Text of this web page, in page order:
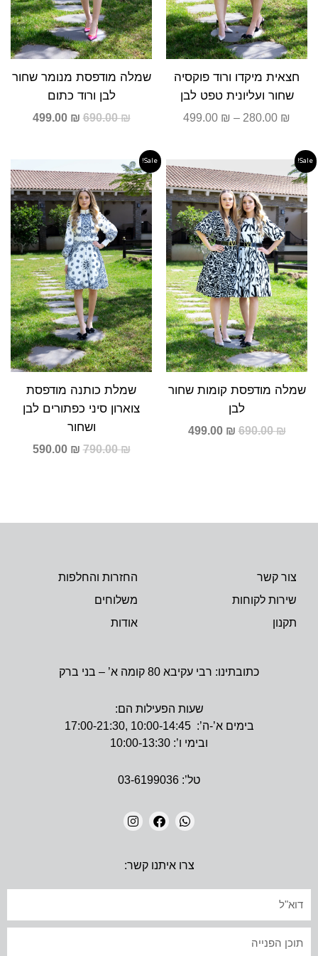
חצאית מיקדו ורוד פוקסיה
שחור ועליונית טפט לבן
280.00 ₪
–
499.00 ₪
שמלה מודפסת מנומר שחור
לבן ורוד כתום
690.00₪
499.00 ₪
Sale!
שמלה מודפסת קומות שחור
לבן
690.00₪
המחיר
המקורי
היה:
690.00 ₪.
499.00 ₪
המחיר
הנוכחי
הוא:
499.00 ₪.
Sale!
שמלת כותנה מודפסת
צוארון סיני כפתורים לבן
ושחור
790.00₪
המקורי
היה:
790.00 ₪.
590.00 ₪
הנוכחי
הוא:
₪.
צור קשר
שירות לקוחות
תקנון
החזרות והחלפות
משלוחים
אודות
כתובתינו: רבי עקיבא 80 קומה א’ – בני ברק
שעות הפעילות הם:
בימים א’-ה’: 10:00-14:45 ,17:00-21:30
ובימי ו’: 10:00-13:30
טל’: 03-6199036
H
A
P
P
A
C
O
K
N
S
R
A
צרו איתנו קשר: